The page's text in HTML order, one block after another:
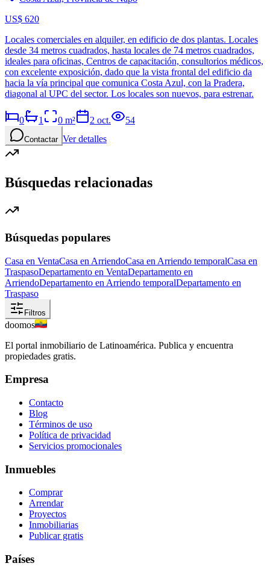
US$ 620
Locales comerciales en alquiler, en edificio de dos plantas. Locales
desde 34 metros cuadrados, hasta locales de 74 metros cuadrados,
ideales para oficinas, Centros de capacitación, consultorios médicos,
con excelente exposición, dado que la vista frontal del edificio da
hacia la vía principal que comunica Costa Azul, con la Pradera,
diagonal al UPC del sector. Los locales son nuevos, para estrenar.
0 1 0 m² 2 oct. 54
Contactar Ver detalles
Búsquedas relacionadas
Búsquedas populares
Casa en VentaCasa en ArriendoCasa en Arriendo temporalCasa en
TraspasoDepartamento en VentaDepartamento en
ArriendoDepartamento en Arriendo temporalDepartamento en
Traspaso
Filtros
doomos
El portal inmobiliario de Latinoamérica. Publica y encuentra
propiedades gratis.
Empresa
Contacto
Blog
Términos de uso
Política de privacidad
Servicios promocionales
Inmuebles
Comprar
Arrendar
Proyectos
Inmobiliarias
Publicar gratis
Países